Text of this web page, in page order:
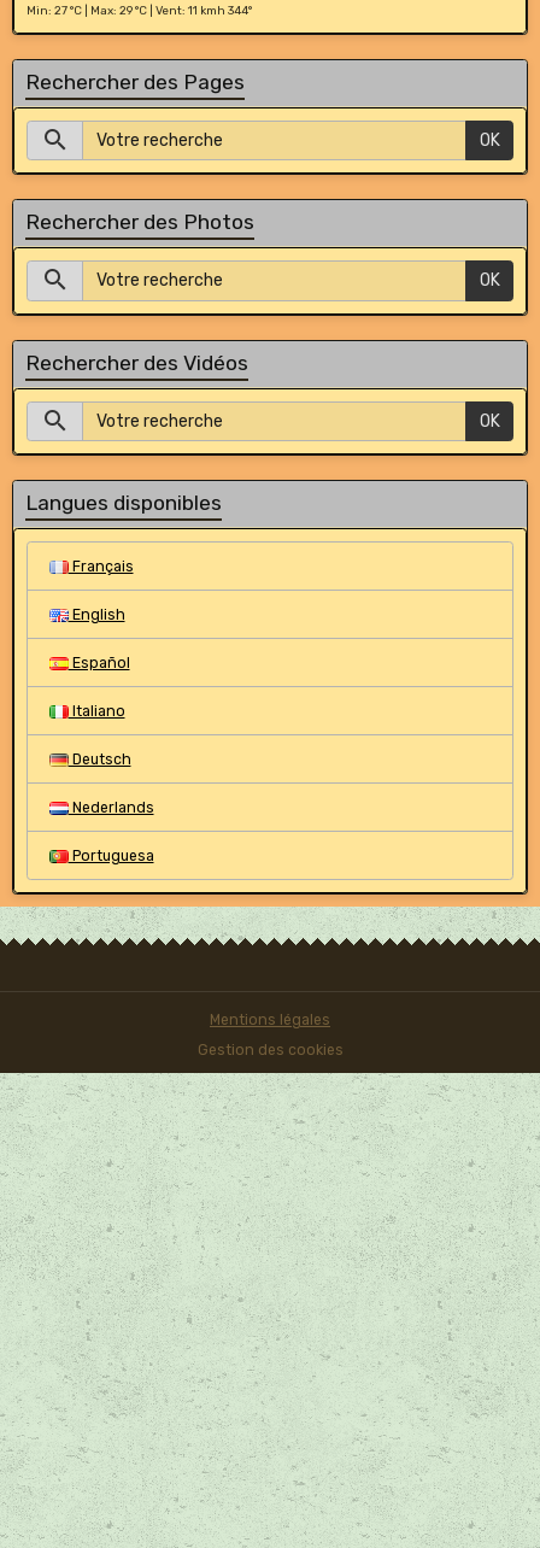
Min: 27 °C | Max: 29 °C | Vent: 11 kmh 344°
Rechercher des Pages
OK
Rechercher des Photos
OK
Rechercher des Vidéos
OK
Langues disponibles
Français
English
Español
Italiano
Deutsch
Nederlands
Portuguesa
Mentions légales
Gestion des cookies